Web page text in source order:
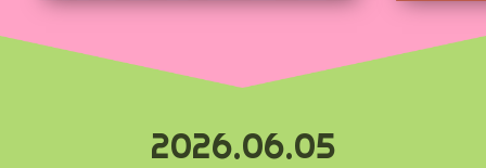
2026.06.05